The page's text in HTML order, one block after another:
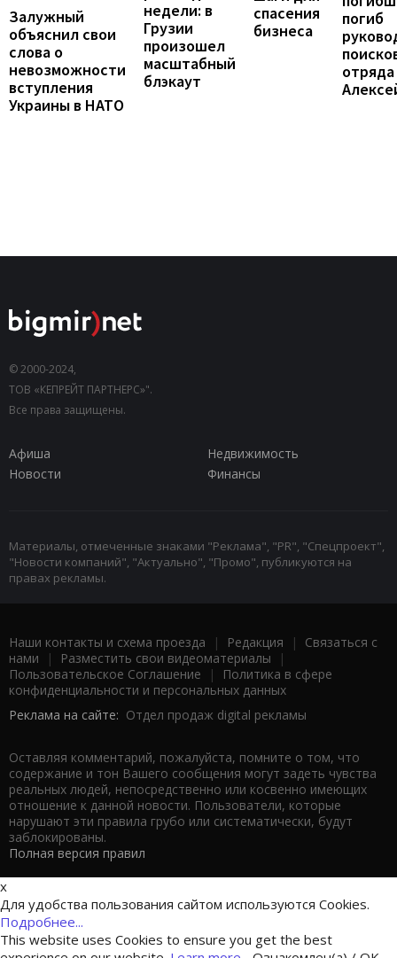
Залужный
объяснил свои
слова о
невозможности
вступления
Украины в НАТО
недели: в
Грузии
произошел
масштабный
блэкаут
спасения
бизнеса
погиб
отряда
© 2000-2024,
ТОВ «КЕПРЕЙТ ПАРТНЕРС»".
Все права защищены.
Афиша
Недвижимость
Новости
Финансы
Материалы, отмеченные знаками "Реклама", "PR", "Спецпроект",
"Новости компаний", "Актуально", "Промо", публикуются на
правах рекламы.
Наши контакты и схема проезда | Редакция | Связаться с
нами | Разместить свои видеоматериалы |
Пользовательское Соглашение |
Политика в сфере
конфиденциальности и персональных данных
Реклама на сайте: Отдел продаж digital рекламы
Оставляя комментарий, пожалуйста, помните о том, что
содержание и тон Вашего сообщения могут задеть чувства
реальных людей, непосредственно или косвенно имеющих
отношение к данной новости. Пользователи, которые
нарушают эти правила грубо или систематически, будут
заблокированы.
Полная версия правил
x
Для удобства пользования сайтом используются Cookies.
Подробнее...
This website uses Cookies to ensure you get the best